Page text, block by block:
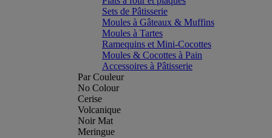
Sets de Pâtisserie
Moules à Gâteaux & Muffins
Moules à Tartes
Ramequins et Mini-Cocottes
Moules & Cocottes à Pain
Accessoires à Pâtisserie
Par Couleur
No Colour
Cerise
Volcanique
Noir Mat
Meringue